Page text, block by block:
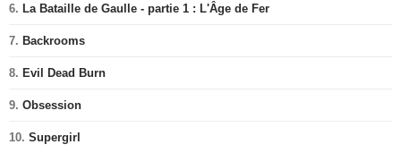
6. La Bataille de Gaulle - partie 1 : L'Âge de Fer
7. Backrooms
8. Evil Dead Burn
9. Obsession
10. Supergirl